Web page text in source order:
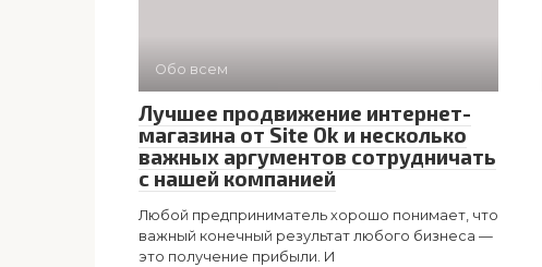
Обо всем
Лучшее продвижение интернет-
магазина от Site Ok и несколько
важных аргументов сотрудничать
с нашей компанией
Любой предприниматель хорошо понимает, что
важный конечный результат любого бизнеса —
это получение прибыли. И